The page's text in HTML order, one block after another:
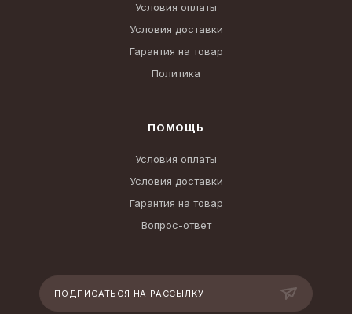
Условия оплаты
Условия доставки
Гарантия на товар
Политика
ПОМОЩЬ
Условия оплаты
Условия доставки
Гарантия на товар
Вопрос-ответ
ПОДПИСАТЬСЯ НА РАССЫЛКУ